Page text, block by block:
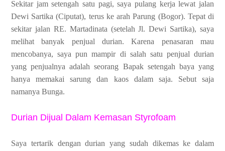
Sekitar jam setengah satu pagi, saya pulang kerja lewat jalan
Dewi Sartika (Ciputat), terus ke arah Parung (Bogor). Tepat di
sekitar jalan RE. Martadinata (setelah Jl. Dewi Sartika), saya
melihat banyak penjual durian. Karena penasaran mau
mencobanya, saya pun mampir di salah satu penjual durian
yang penjualnya adalah seorang Bapak setengah baya yang
hanya memakai sarung dan kaos dalam saja. Sebut saja
namanya Bunga.
Durian Dijual Dalam Kemasan Styrofoam
Saya tertarik dengan durian yang sudah dikemas ke dalam